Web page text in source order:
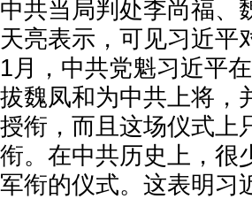
中共当局判处李尚福、
天亮表示，可见习近平
1月，中共党魁习近平
拔魏凤和为中共上将，
授衔，而且这场仪式上
衔。在中共历史上，很
军衔的仪式。这表明习